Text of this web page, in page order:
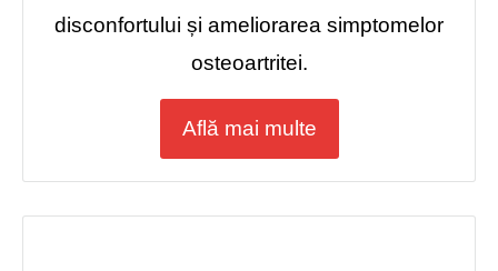
disconfortului și ameliorarea simptomelor
osteoartritei.
Află mai multe